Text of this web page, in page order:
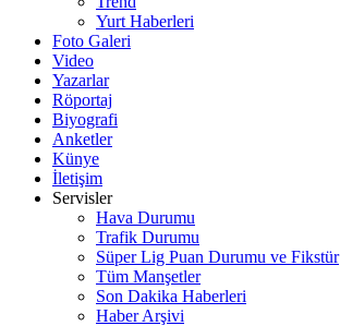
Yurt Haberleri
Foto Galeri
Video
Yazarlar
Röportaj
Biyografi
Anketler
Künye
İletişim
Servisler
Hava Durumu
Trafik Durumu
Süper Lig Puan Durumu ve Fikstür
Tüm Manşetler
Son Dakika Haberleri
Haber Arşivi